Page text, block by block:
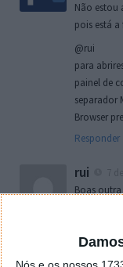
Não estou
pois está
@rui
para
painel de
separador
Browser
Responder
rui
Boas
o firefox
de control
tentei